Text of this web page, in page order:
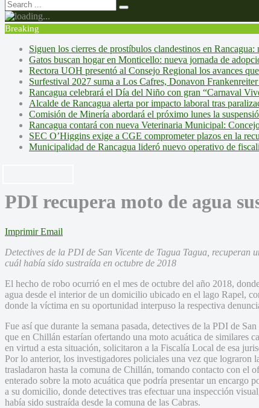
Breaking
Siguen los cierres de prostíbulos clandestinos en
Gatos buscan hogar en Monticello: nueva jornada de
Rectora UOH presentó al Consejo Regional los avances
Surfestival 2027 suma a Los Cafres, Donavon
Rancagua celebrará el Día del Niño con gran “Carnaval
Alcalde de Rancagua alerta por impacto laboral tras
Comisión de Minería abordará el próximo lunes la
Rancagua contará con nueva Veterinaria Municipal:
SEC O’Higgins exige a CGE comprometer plazos en la
Municipalidad de Rancagua lideró nuevo operativo de
PDI recupera moto de agua
Imprimir Email
Detectives de la PDI de San Vicente de Tagua Tagua,
cuál había sido sustraída en octubre de 2018
El hecho de robo ocurrió en el mes de octubre del año 2018,
agua desde el interior de un domicilio ubicado en el lago Rapel,
donde la víctima en su oportunidad interpuso la respectiva
Fue así que durante la semana pasada, detectives de la PDI de
que en Chillán estarían ofertando una moto acuática de similares
en virtud a esta situación, solicitaron a la Fiscalía Local de esa
Por lo anterior, los investigadores policiales una vez que
trasladaron hasta la comuna de Chillán, tomando contacto con el
enterado sobre la moto acuática que podría presentar un encargo
a su domicilio, donde detectives tras efectuar una inspección
había sido sustraída desde la comuna de las Cabras.